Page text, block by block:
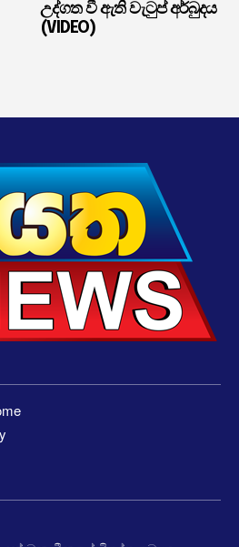
උද්ගත වී ඇති වැටුප් අර්බුදය
(VIDEO)